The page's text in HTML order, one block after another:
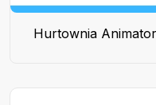
Hurtownia